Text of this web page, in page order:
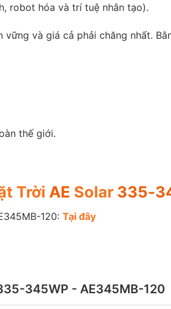
robot hóa và trí tuệ nhân tạo).
và giá cả phải chăng nhất.
thế giới.
Trời AE Solar 335-
120: Tại đây
345WP - AE345MB-120